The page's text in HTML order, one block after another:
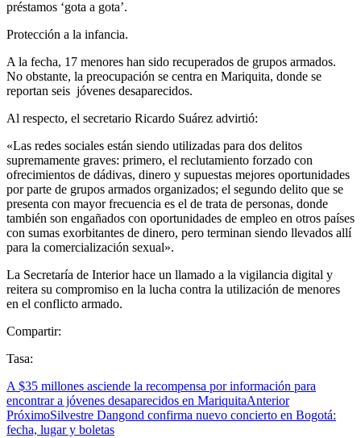
préstamos ‘gota a gota’.
Protección a la infancia.
A la fecha, 17 menores han sido recuperados de grupos armados.
No obstante, la preocupación se centra en Mariquita, donde se
reportan seis jóvenes desaparecidos.
Al respecto, el secretario Ricardo Suárez advirtió:
«Las redes sociales están siendo utilizadas para dos delitos
supremamente graves: primero, el reclutamiento forzado con
ofrecimientos de dádivas, dinero y supuestas mejores oportunidades
por parte de grupos armados organizados; el segundo delito que se
presenta con mayor frecuencia es el de trata de personas, donde
también son engañados con oportunidades de empleo en otros países
con sumas exorbitantes de dinero, pero terminan siendo llevados allí
para la comercialización sexual».
La Secretaría de Interior hace un llamado a la vigilancia digital y
reitera su compromiso en la lucha contra la utilización de menores
en el conflicto armado.
Compartir:
Tasa:
A $35 millones asciende la recompensa por información para
encontrar a jóvenes desaparecidos en MariquitaAnterior
PróximoSilvestre Dangond confirma nuevo concierto en Bogotá:
fecha, lugar y boletas